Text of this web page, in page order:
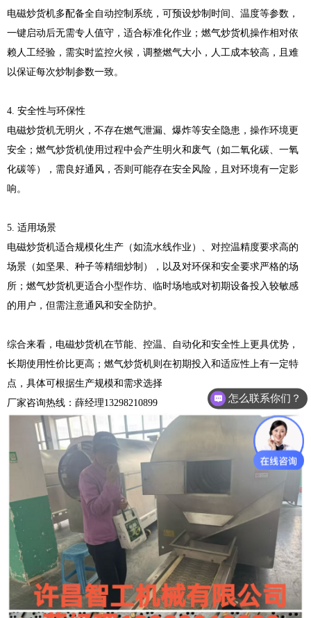
电磁炒货机多配备全自动控制系统，可预设炒制时间、温度等参数，
一键启动后无需专人值守，适合标准化作业；燃气炒货机操作相对依
赖人工经验，需实时监控火候，调整燃气大小，人工成本较高，且难
以保证每次炒制参数一致。
4. 安全性与环保性
电磁炒货机无明火，不存在燃气泄漏、爆炸等安全隐患，操作环境更
安全；燃气炒货机使用过程中会产生明火和废气（如二氧化碳、一氧
化碳等），需良好通风，否则可能存在安全风险，且对环境有一定影
响。
5. 适用场景
电磁炒货机适合规模化生产（如流水线作业）、对控温精度要求高的
场景（如坚果、种子等精细炒制），以及对环保和安全要求严格的场
所；燃气炒货机更适合小型作坊、临时场地或对初期设备投入较敏感
的用户，但需注意通风和安全防护。
综合来看，电磁炒货机在节能、控温、自动化和安全性上更具优势，
长期使用性价比更高；燃气炒货机则在初期投入和适应性上有一定特
点，具体可根据生产规模和需求选择
厂家咨询热线：薛经理13298210899
怎么联系你们？